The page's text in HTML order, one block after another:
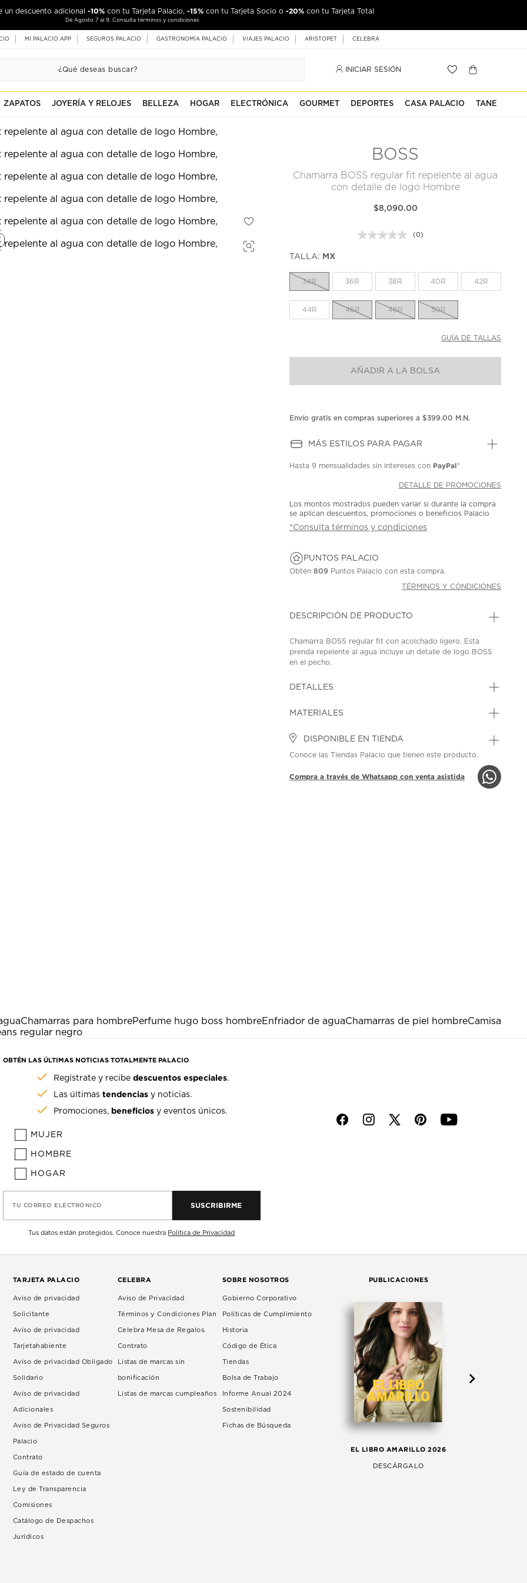
un descuento adicional -10% con tu Tarjeta Palacio, -15% con tu Tarjeta Socio o -20% con tu Tarjeta Total
De Agosto 7 al 9. Consulta términos y condiciones
MI PALACIO APP SEGUROS PALACIO GASTRONOMÍA PALACIO VIAJES PALACIO ARISTOPET CELEBRA
INICIAR SESIÓN
ZAPATOS JOYERÍA Y RELOJES BELLEZA HOGAR ELECTRÓNICA GOURMET DEPORTES CASA PALACIO TANE
BOSS
Chamarra BOSS regular fit repelente al agua
con detalle de logo Hombre
$8,090.00
Sin
misma
(0)
TALLA: MX
34R 36R 38R 40R 42R
44R 46R 48R 50R
GUÍA DE TALLAS
AÑADIR A LA BOLSA
Envío gratis en compras superiores a $399.00 M.N.
MÁS ESTILOS PARA PAGAR
Hasta9 mensualidades sin intereses con PayPal*
DETALLE DE PROMOCIONES
Los montos mostrados pueden variar si durante la compra
se aplican descuentos, promociones o beneficios Palacio
*Consulta términos y condiciones
PUNTOS PALACIO
Obtén809 Puntos Palacio con esta compra.
TÉRMINOS Y CONDICIONES
DESCRIPCIÓN DE PRODUCTO
Chamarra BOSS regular fit con acolchado ligero. Esta
prenda repelente al agua incluye un detalle de logo BOSS
en el pecho.
DETALLES
MATERIALES
DISPONIBLE EN TIENDA
Conoce las Tiendas Palacio que tienen este producto.
Compra a través de Whatsapp con venta asistida
Chamarras para hombrePerfume hugo boss hombreEnfriador de aguaChamarras de piel hombreCamisa
regular negro
OBTÉN LAS ÚLTIMAS NOTICIAS TOTALMENTE PALACIO
Regístrate y recibedescuentos especiales.
Las últimastendencias y noticias.
Promociones, beneficios y eventos únicos.
MUJER
HOMBRE
HOGAR
TU CORREO ELECTRÓNICO SUSCRIBIRME
Tus datos están protegidos. Conoce nuestra Política de Privacidad
f i p y
TARJETA PALACIO
Aviso de privacidad
Solicitante
Aviso de privacidad
Tarjetahabiente
Aviso de privacidad Obligado
Solidario
Aviso de privacidad
Adicionales
Aviso de Privacidad Seguros
Palacio
Contrato
Guía de estado de cuenta
Ley de Transparencia
Comisiones
Catálogo de Despachos
Jurídicos
CELEBRA
Aviso de Privacidad
Términos y Condiciones Plan
Celebra Mesa de Regalos.
Contrato
Listas de marcas sin
bonificación
Listas de marcas cumpleaños
SOBRE NOSOTROS
Gobierno Corporativo
Políticas de Cumplimiento
Historia
Código de Ética
Tiendas
Bolsa de Trabajo
Informe Anual 2024
Sostenibilidad
Fichas de Búsqueda
PUBLICACIONES
EL LIBRO AMARILLO 2026
DESCÁRGALO